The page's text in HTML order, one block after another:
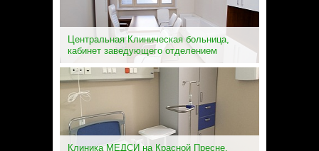
Центральная Клиническая больница,
кабинет заведующего отделением
Клиника МЕДСИ на Красной Пресне,